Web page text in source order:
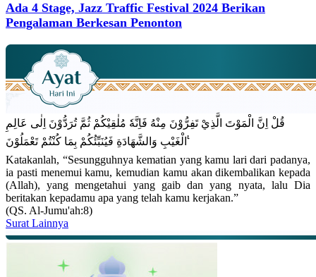
Ada 4 Stage, Jazz Traffic Festival 2024 Berikan
Pengalaman Berkesan Penonton
قُلْ اِنَّ الْمَوْتَ الَّذِيْ تَفِرُّوْنَ مِنْهُ فَاِنَّهٗ مُلٰقِيْكُمْ ثُمَّ تُرَدُّوْنَ اِلٰى عَالِمِ
الْغَيْبِ وَالشَّهَادَةِ فَيُنَبِّئُكُمْ بِمَا كُنْتُمْ تَعْمَلُوْنَ ࣖ
Katakanlah, “Sesungguhnya kematian yang kamu lari dari padanya,
ia pasti menemui kamu, kemudian kamu akan dikembalikan kepada
(Allah), yang mengetahui yang gaib dan yang nyata, lalu Dia
beritakan kepadamu apa yang telah kamu kerjakan.”
(QS. Al-Jumu'ah:8)
Surat Lainnya